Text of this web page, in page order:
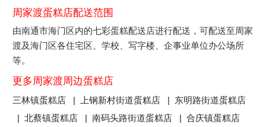
周家渡蛋糕店配送范围
由南通市海门区内的七彩蛋糕配送店进行配送，可配送至周家
渡及海门区各住宅区、学校、写字楼、企事业单位办公场所
等。
更多周家渡周边蛋糕店
三林镇蛋糕店 | 上钢新村街道蛋糕店 | 东明路街道蛋糕店
|北蔡镇蛋糕店 |南码头路街道蛋糕店 |合庆镇蛋糕店